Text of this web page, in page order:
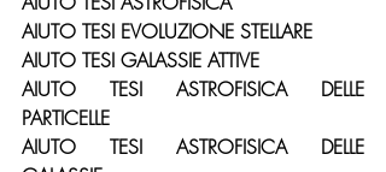
AIUTO TESI EVOLUZIONE STELLARE
AIUTO TESI GALASSIE ATTIVE
AIUTO TESI ASTROFISICA DELLE
PARTICELLE
AIUTO TESI ASTROFISICA DELLE